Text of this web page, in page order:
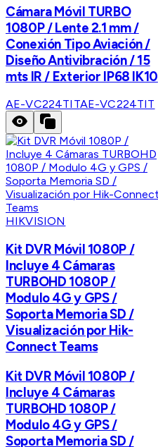
Cámara Móvil TURBO
1080P / Lente 2.1 mm /
Conexión Tipo Aviación /
Diseño Antivibración / 15
mts IR / Exterior IP68 IK10
AE-VC224TITAE-VC224TIT
HIKVISION
Kit DVR Móvil 1080P /
Incluye 4 Cámaras
TURBOHD 1080P /
Modulo 4G y GPS /
Soporta Memoria SD /
Visualización por Hik-
Connect Teams
Kit DVR Móvil 1080P /
Incluye 4 Cámaras
TURBOHD 1080P /
Modulo 4G y GPS /
Soporta Memoria SD /